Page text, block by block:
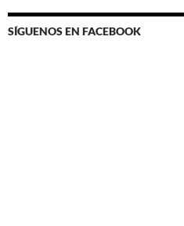
SÍGUENOS EN FACEBOOK